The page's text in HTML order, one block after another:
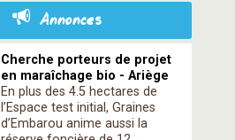
Annonces
Cherche porteurs de projet
en maraîchage bio - Ariège
En plus des 4.5 hectares de
l’Espace test initial, Graines
d’Embarou anime aussi la